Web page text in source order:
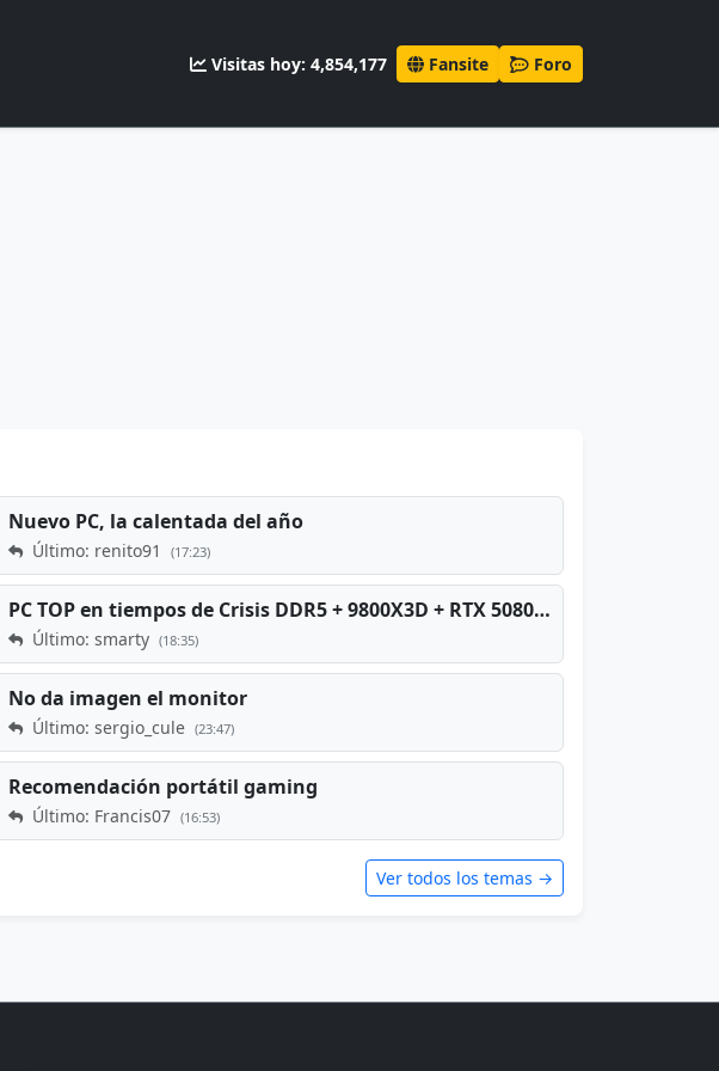
Visitas hoy: 4,854,177 Fansite Foro
Nuevo PC, la calentada del año
Último: renito91 (17:23)
PC TOP en tiempos de Crisis DDR5 + 9800X3D + RTX 5080 [2026][2400€]
Último: smarty (18:35)
No da imagen el monitor
Último: sergio_cule (23:47)
Recomendación portátil gaming
Último: Francis07 (16:53)
Ver todos los temas →